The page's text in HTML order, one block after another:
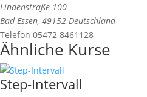
Lindenstraße 100
Bad Essen, 49152 Deutschland
Telefon 05472 8461128
Ähnliche Kurse
Step-Intervall